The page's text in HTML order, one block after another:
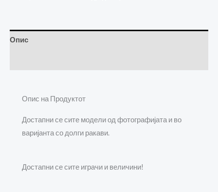
Опис
Опис на Продуктот
Достапни се сите модели од фотографијата и во
варијанта со долги ракави.
Достапни се сите играчи и величини!